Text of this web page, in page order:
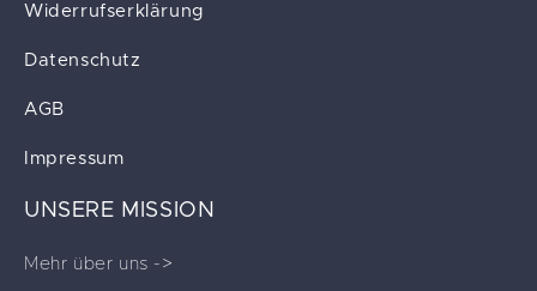
Widerrufserklärung
Datenschutz
AGB
Impressum
UNSERE MISSION
Mehr über uns ->